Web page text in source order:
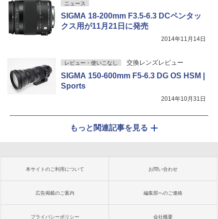
ニュース
SIGMA 18-200mm F3.5-6.3 DCペンタッ
クス用が11月21日に発売
2014年11月14日
レビュー・使いこなし 交換レンズレビュー
SIGMA 150-600mm F5-6.3 DG OS HSM |
Sports
2014年10月31日
もっと関連記事を見る
本サイトのご利用について お問い合わせ
広告掲載のご案内 編集部へのご連絡
プライバシーポリシー 会社概要